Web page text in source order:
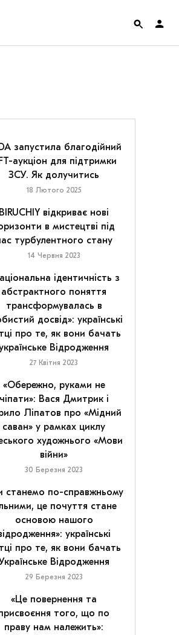
запустила благодійний
аукціон для підтримки
ЗСУ. Як долучитись
18 Лютого 2025
BIRUCHIY відкриває нові
в мистецтві під
турбулентного стану
14 Червня 2023
ідентичність з
абстрактного поняття
трансформувалась в
досвід»: українські
про те, як вони бачать
Відродження
27 Квітня 2023
«Обережно, руками не
чіпати»: Вася Дмитрик і
Ліпатов про «Мідний
саван» у рамках циклу
художнього «Мови
війни»
30 Березня 2023
станемо по-справжньому
це почуття стане
основою нашого
українські
про те, як вони бачать
Відродження
29 Березня 2023
«Це повернення та
того, що по
праву нам належить»: